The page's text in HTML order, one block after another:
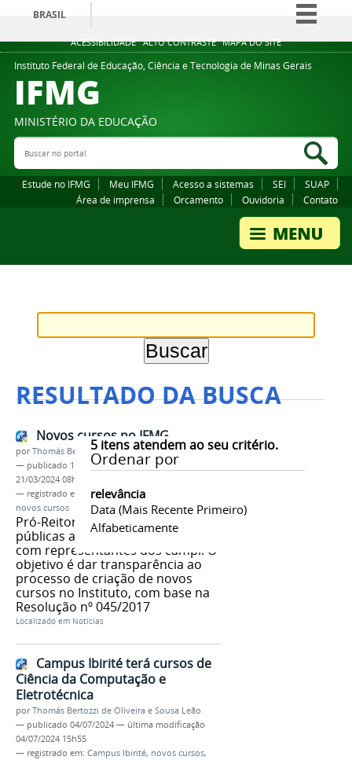
ACESSIBILIDADE ALTO CONTRASTE MAPA DO SITE
BRASIL
Simplifique!
Comunica BR
Legislação
Instituto Federal de Educação, Ciência e Tecnologia de Minas Gerais
IFMG
MINISTÉRIO DA EDUCAÇÃO
Buscar no portal
Estude no IFMG Meu IFMG Acesso a sistemas SEI
SUAP
Área de imprensa
Orcamento Ouvidoria Contato
RESULTADO DA BUSCA
5itens atendem ao seu critério.
Ordenar por
relevância
Data (mais Recente Primeiro)
Alfabeticamente
Novos cursos no IFMG
porThomás Bertozzi de Oliveira e Sousa Leão
— publicado 15/06/2018 —última modificação
21/03/2024 08h39
— registrado em:
Proen,Resolução nº 045/2017
novos cursos
Pró-Reitoria de Ensino torna
públicas atas de várias reuniões
com representantes dos campi. O
objetivo é dar transparência ao
processo de criação de novos
cursos no Instituto, com base na
Resolução nº 045/2017
Localizado em Notícias
Campus Ibirité terá cursos de
Ciência da Computação e
Eletrotécnica
porThomás Bertozzi de Oliveira e Sousa Leão
— publicado 04/07/2024 — última modificação
04/07/2024 15h55
— registrado em: Campus Ibirité, novos cursos,